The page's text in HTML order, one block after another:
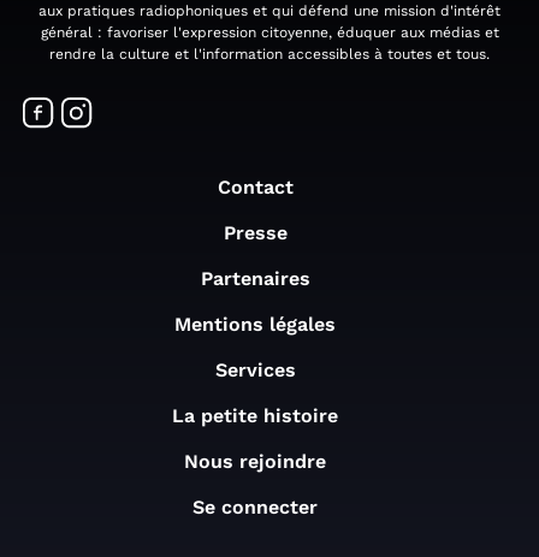
aux pratiques radiophoniques et qui défend une mission d'intérêt
général : favoriser l'expression citoyenne, éduquer aux médias et
rendre la culture et l'information accessibles à toutes et tous.
Contact
Presse
Partenaires
Mentions légales
Services
La petite histoire
Nous rejoindre
Se connecter